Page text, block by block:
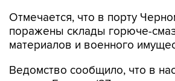
Отмечается, что в порту
поражены склады горюче-
материалов и военного
Ведомство сообщило, что в